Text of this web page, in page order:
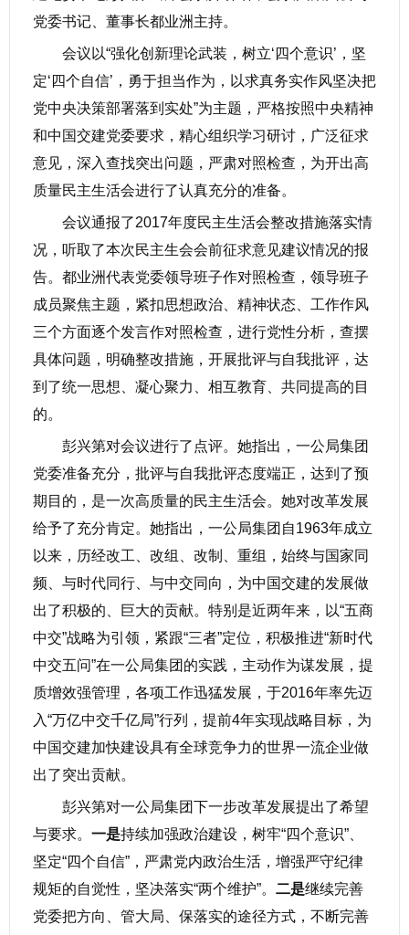
党委书记、董事长都业洲主持。
会议以“强化创新理论武装，树立‘四个意识’，坚
定‘四个自信’，勇于担当作为，以求真务实作风坚决把
党中央决策部署落到实处”为主题，严格按照中央精神
和中国交建党委要求，精心组织学习研讨，广泛征求
意见，深入查找突出问题，严肃对照检查，为开出高
质量民主生活会进行了认真充分的准备。
会议通报了2017年度民主生活会整改措施落实情
况，听取了本次民主生会会前征求意见建议情况的报
告。都业洲代表党委领导班子作对照检查，领导班子
成员聚焦主题，紧扣思想政治、精神状态、工作作风
三个方面逐个发言作对照检查，进行党性分析，查摆
具体问题，明确整改措施，开展批评与自我批评，达
到了统一思想、凝心聚力、相互教育、共同提高的目
的。
彭兴第对会议进行了点评。她指出，一公局集团
党委准备充分，批评与自我批评态度端正，达到了预
期目的，是一次高质量的民主生活会。她对改革发展
给予了充分肯定。她指出，一公局集团自1963年成立
以来，历经改工、改组、改制、重组，始终与国家同
频、与时代同行、与中交同向，为中国交建的发展做
出了积极的、巨大的贡献。特别是近两年来，以“五商
中交”战略为引领，紧跟“三者”定位，积极推进“新时代
中交五问”在一公局集团的实践，主动作为谋发展，提
质增效强管理，各项工作迅猛发展，于2016年率先迈
入“万亿中交千亿局”行列，提前4年实现战略目标，为
中国交建加快建设具有全球竞争力的世界一流企业做
出了突出贡献。
彭兴第对一公局集团下一步改革发展提出了希望
与要求。 一是持续加强政治建设，树牢“四个意识”、
坚定“四个自信”，严肃党内政治生活，增强严守纪律
规矩的自觉性，坚决落实“两个维护”。 二是继续完善
党委把方向、管大局、保落实的途径方式，不断完善